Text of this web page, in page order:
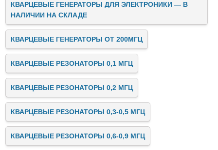
КВАРЦЕВЫЕ ГЕНЕРАТОРЫ ДЛЯ ЭЛЕКТРОНИКИ — В
НАЛИЧИИ НА СКЛАДЕ
КВАРЦЕВЫЕ ГЕНЕРАТОРЫ ОТ 200МГЦ
КВАРЦЕВЫЕ РЕЗОНАТОРЫ 0,1 МГЦ
КВАРЦЕВЫЕ РЕЗОНАТОРЫ 0,2 МГЦ
КВАРЦЕВЫЕ РЕЗОНАТОРЫ 0,3-0,5 МГЦ
КВАРЦЕВЫЕ РЕЗОНАТОРЫ 0,6-0,9 МГЦ